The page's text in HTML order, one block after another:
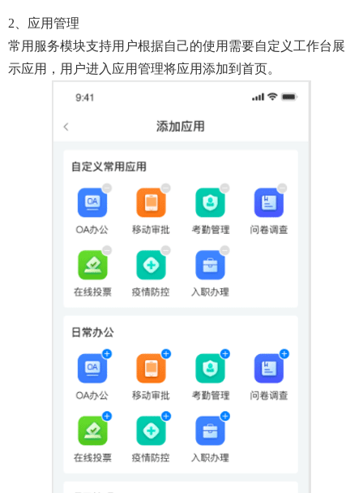
2、应用管理
常用服务模块支持用户根据自己的使用需要自定义工作台展
示应用，用户进入应用管理将应用添加到首页。